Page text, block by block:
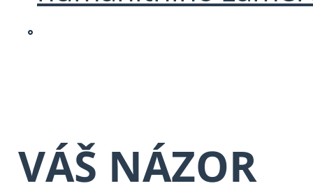
VÁŠ NÁZOR